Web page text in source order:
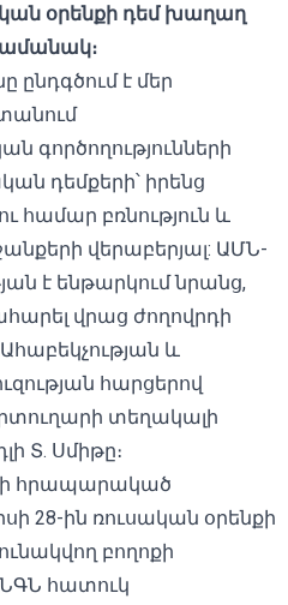
օրենքի դեմ խաղաղ
ընդգծում է մեր
գործողությունների
դեմքերի՝ իրենց
համար բռնություն և
վերաբերյալ: ԱՄՆ-
է ենթարկում նրանց,
վրաց ժողովրդի
և
հարցերով
տեղակալի
Տ. Սմիթը։
հրապարակած
28-ին ռուսական օրենքի
բողոքի
հատուկ